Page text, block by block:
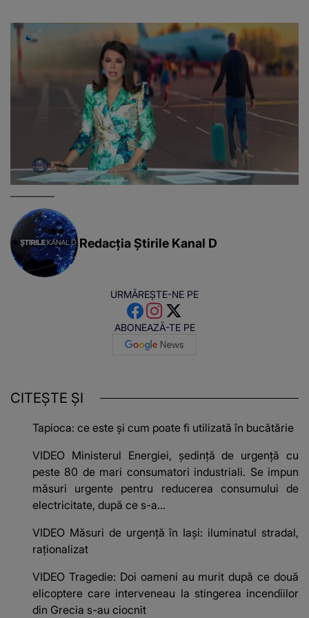
suspecți
Redacția Știrile Kanal D
URMĂREȘTE-NE PE
ABONEAZĂ-TE PE
CITEȘTE ȘI
Tapioca: ce este și cum poate fi utilizată în bucătărie
VIDEO Ministerul Energiei, ședință de urgență cu
peste 80 de mari consumatori industriali. Se impun
măsuri urgente pentru reducerea consumului de
electricitate, după ce s-a...
VIDEO Măsuri de urgență în Iași: iluminatul stradal,
raționalizat
VIDEO Tragedie: Doi oameni au murit după ce două
elicoptere care interveneau la stingerea incendiilor
din Grecia s-au ciocnit